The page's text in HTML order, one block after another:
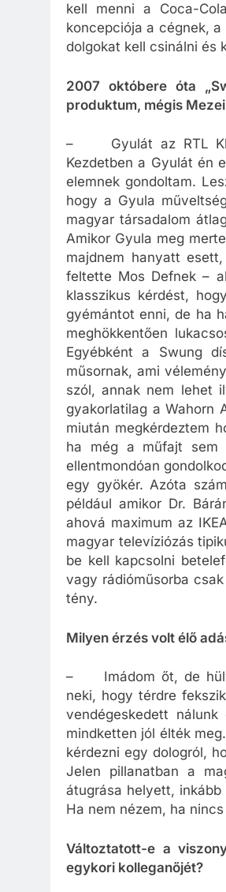
kell menni a Coca-
koncepciója a cégnek,
dolgokat kell csinálni és
2007 októbere óta
produktum, mégis
– Gyulát az RTL Klub
Kezdetben a Gyulát én
elemnek gondoltam.
hogy a Gyula
magyar társadalom
Amikor Gyula meg
majdnem hanyatt
feltette Mos Defnek –
klasszikus kérdést,
gyémántot enni, de ha
meghökkentően
Egyébként a Swung
műsornak, ami
szól, annak nem lehet
gyakorlatilag a Wahorn
miután megkérdeztem
ha még a műfajt sem
ellentmondóan
egy gyökér. Azóta
például amikor Dr.
ahová maximum az
magyar televíziózás
be kell kapcsolni
vagy rádióműsorba
tény.
Milyen érzés volt élő
– Imádom őt, de
neki, hogy térdre
vendégeskedett
mindketten jól élték
kérdezni egy dologról,
Jelen pillanatban a
átugrása helyett,
Ha nem nézem, ha
Változtatott-e a
egykori kolleganőjét?